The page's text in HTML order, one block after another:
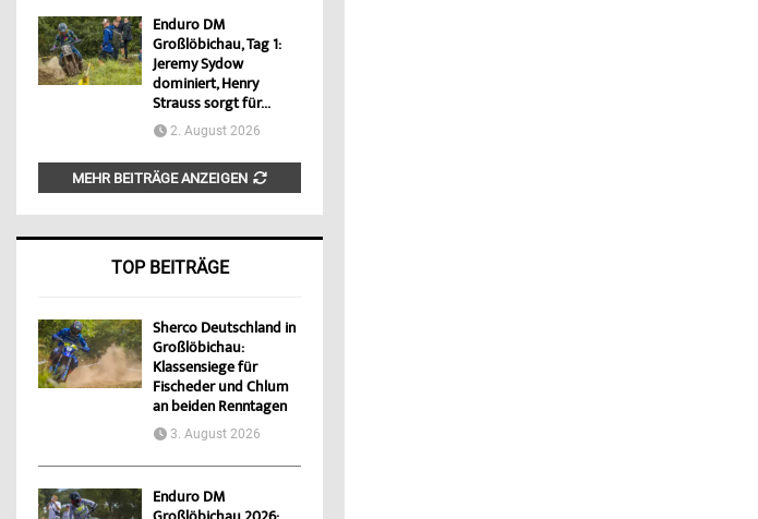
Enduro DM
Großlöbichau, Tag 1:
Jeremy Sydow
dominiert, Henry
Strauss sorgt für...
2. August 2026
MEHR BEITRÄGE ANZEIGEN
TOP BEITRÄGE
Sherco Deutschland in
Großlöbichau:
Klassensiege für
Fischeder und Chlum
an beiden Renntagen
3. August 2026
Enduro DM